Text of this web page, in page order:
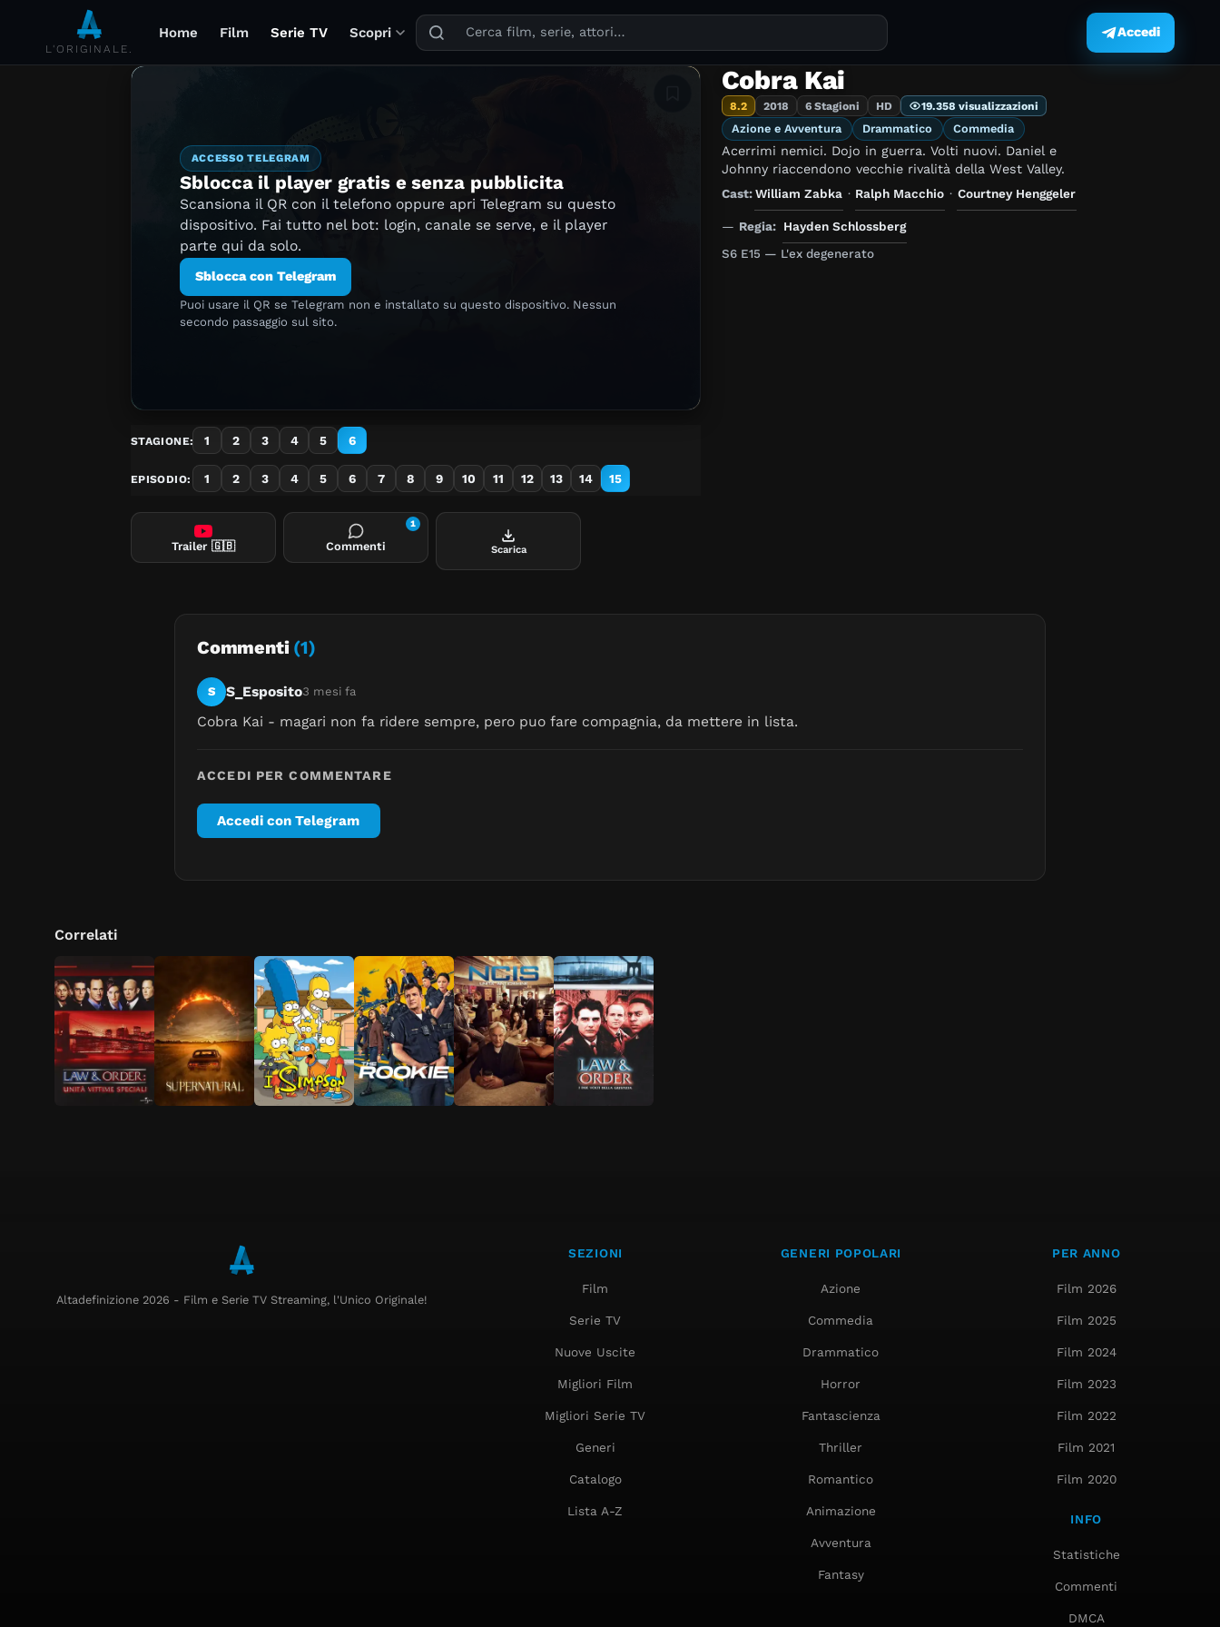
L'ORIGINALE.
Home Film Serie TV Scopri
Puoi cercare film, serie TV, attori, registi, generi e temi.
Accedi
ACCESSO TELEGRAM
Sblocca il player gratis e senza pubblicita
Scansiona il QR con il telefono oppure apri Telegram su questo
dispositivo. Fai tutto nel bot: login, canale se serve, e il player
parte qui da solo.
Sblocca con Telegram
Puoi usare il QR se Telegram non e installato su questo dispositivo. Nessun
secondo passaggio sul sito.
Aggiungi in lista
STAGIONE: 1 2 3 4 5 6
EPISODIO: 1 2 3 4 5 6 7 8 9 10 11 12 13 14 15
Cobra Kai
8.2 2018 6 Stagioni HD 19.358 visualizzazioni
Azione e Avventura Drammatico Commedia
Acerrimi nemici. Dojo in guerra. Volti nuovi. Daniel e
Johnny riaccendono vecchie rivalità della West Valley.
Cast: William Zabka · Ralph Macchio · Courtney Henggeler
— Regia: Hayden Schlossberg
S6 E15 — L'ex degenerato
Trailer 🇬🇧 Commenti
1
Scarica
Commenti (1)
S S_Esposito3 mesi fa
Cobra Kai - magari non fa ridere sempre, pero puo fare compagnia, da mettere in lista.
ACCEDI PER COMMENTARE
Accedi con Telegram
Correlati
Altadefinizione 2026 - Film e Serie TV Streaming, l'Unico Originale!
SEZIONI
Film
Serie TV
Nuove Uscite
Migliori Film
Migliori Serie TV
Generi
Catalogo
Lista A-Z
GENERI POPOLARI
Azione
Commedia
Drammatico
Horror
Fantascienza
Thriller
Romantico
Animazione
Avventura
Fantasy
PER ANNO
Film 2026
Film 2025
Film 2024
Film 2023
Film 2022
Film 2021
Film 2020
INFO
Statistiche
Commenti
DMCA